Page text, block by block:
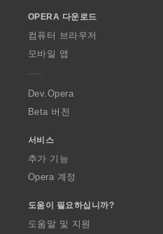
w
O
p
a
OPERA 다운로드
컴퓨터 브라우저
모바일 앱
Dev.Opera
Beta 버전
서비스
추가 기능
Opera 계정
도움이 필요하십니까?
도움말 및 지원